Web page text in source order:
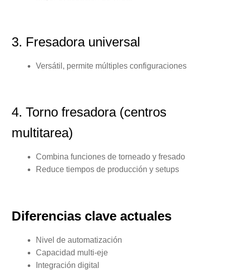
3. Fresadora universal
Versátil, permite múltiples configuraciones
4. Torno fresadora (centros
multitarea)
Combina funciones de torneado y fresado
Reduce tiempos de producción y setups
Diferencias clave actuales
Nivel de automatización
Capacidad multi-eje
Integración digital